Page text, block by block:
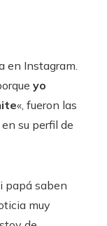
en Instagram.
yo
«, fueron las
su perfil de
papá saben
muy